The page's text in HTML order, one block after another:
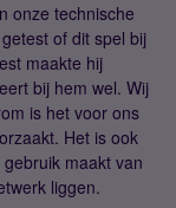
onze technische
of dit spel bij
maakte hij
bij hem wel. Wij
is het voor ons
Het is ook
maakt van
liggen.